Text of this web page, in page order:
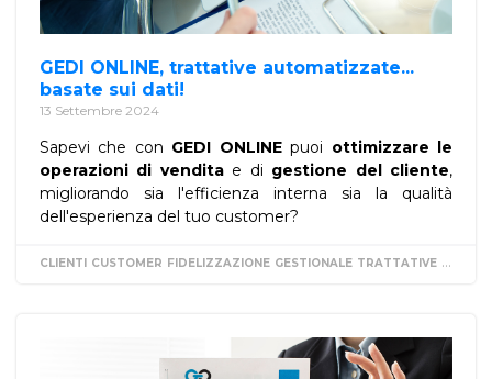
GEDI ONLINE, trattative automatizzate...
basate sui dati!
13 Settembre 2024
Sapevi che con GEDI ONLINEpuoi ottimizzare le
operazioni di venditae di gestione del cliente,
migliorando sia l'efficienza interna sia la qualità
dell'esperienza del tuo customer?
CLIENTI CUSTOMER FIDELIZZAZIONE GESTIONALE TRATTATIVE